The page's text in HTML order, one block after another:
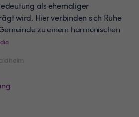
als ehemaliger
wird. Hier verbinden sich Ruhe
zu einem harmonischen